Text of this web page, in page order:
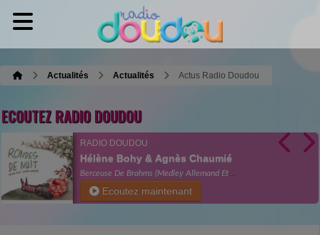
Actualités Actualités Actus Radio Doudou
ECOUTEZ RADIO DOUDOU
RADIO DOUDOU
Hélène Bohy & Agnès Chaumié
Berceuse De Brahms (Medley Allemand Et
Français)
Ecoutez maintenant